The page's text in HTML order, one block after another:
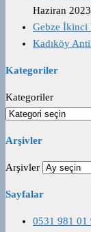
Haziran 2023
Gebze İkinci
Kadıköy
Kategoriler
Kategoriler
Arşivler
Arşivler
Sayfalar
0531 981 01